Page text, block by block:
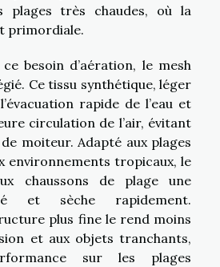
plages très chaudes, où la
primordiale.
besoin d’aération, le mesh
Ce tissu synthétique, léger
rapide de l’eau et
circulation de l’air, évitant
moiteur. Adapté aux plages
environnements tropicaux, le
chaussons de plage une
et sèche rapidement.
plus fine le rend moins
et aux objets tranchants,
sur les plages